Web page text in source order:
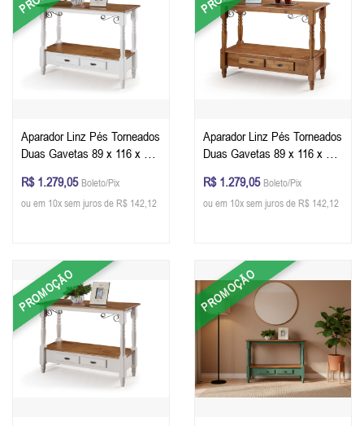
Aparador Linz Pés Torneados
Duas Gavetas 89 x 116 x 40
Imbuia Glazer
R$ 1.279,05 Boleto/Pix
ou em 10x sem juros de R$ 142,12
Aparador Linz Pés Torneados
Duas Gavetas 89 x 116 x 40
Glazer
R$ 1.279,05 Boleto/Pix
ou em 10x sem juros de R$ 142,12
PROMOÇÃO PROMOÇÃO